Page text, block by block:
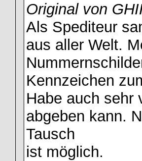
Original von
Als Spediteur
aus aller Welt.
Kennzeichen
Habe auch sehr
abgeben kann.
Tausch
ist möglich.